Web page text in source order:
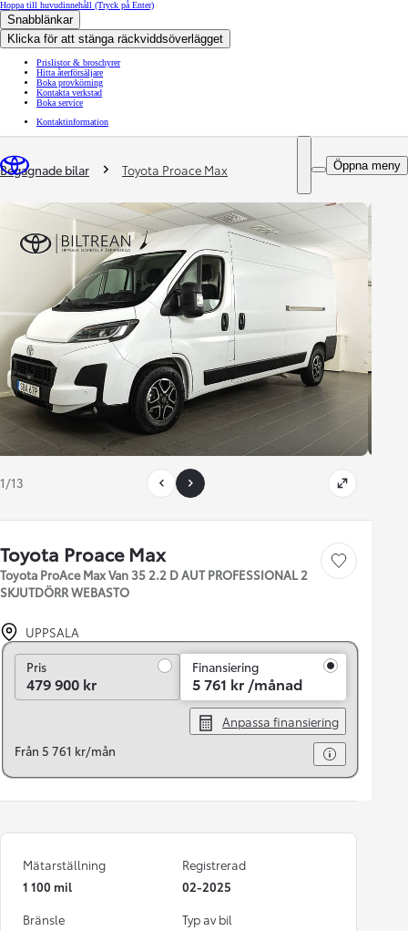
Hoppa till huvudinnehåll (Tryck på Enter)
Snabblänkar
Klicka för att stänga räckviddsöverlägget
Prislistor & broschyrer
Hitta återförsäljare
Boka provkörning
Kontakta verkstad
Boka service
Kontaktinformation
Öppna meny
You are here
Begagnade bilar Toyota Proace Max
1/13
Toyota Proace Max
Toyota ProAce Max Van 35 2.2 D AUT PROFESSIONAL 2
SKJUTDÖRR WEBASTO
Save car
UPPSALA
PrisPris
479 900 kr
Finansiering
5 761 kr /månad
Anpassa finansiering
Från 5 761 kr/mån
Mätarställning
1 100 mil
Registrerad
02-2025
Bränsle
Typ av bil